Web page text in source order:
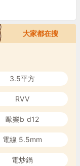
大家都在搜
3.5平方
RVV
歐樂b d12
電線 5.5mm
電炒鍋